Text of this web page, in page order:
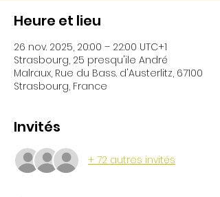
Heure et lieu
26 nov. 2025, 20:00 – 22:00 UTC+1
Strasbourg, 25 presqu'ile André
Malraux, Rue du Bass. d'Austerlitz, 67100
Strasbourg, France
Invités
+ 72 autres invités